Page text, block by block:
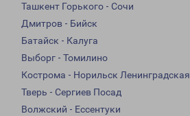
Ташкент Горького - Сочи
Дмитров - Бийск
Батайск - Калуга
Выборг - Томилино
Кострома - Норильск Ленинградская
Тверь - Сергиев Посад
Волжский - Ессентуки